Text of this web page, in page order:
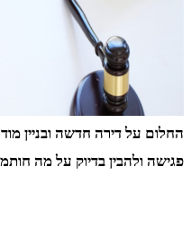
החלום על דירה חדשה ובניין
פגישה ולהבין בדיוק על מה